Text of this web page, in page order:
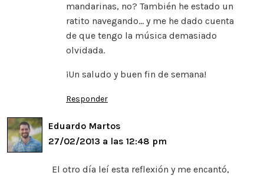
mandarinas, no? También he estado un
ratito navegando… y me he dado cuenta
de que tengo la música demasiado
olvidada.
¡Un saludo y buen fin de semana!
Responder
Eduardo Martos
27/02/2013 a las 12:48 pm
El otro día leí esta reflexión y me encantó,